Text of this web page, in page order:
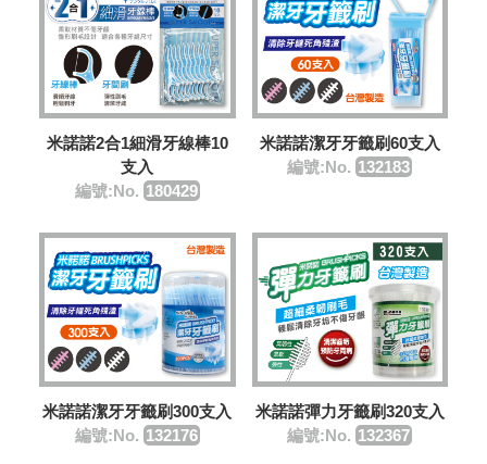
米諾諾2合1細滑牙線棒10
支入
編號:No. 180429
米諾諾潔牙牙籤刷60支入
編號:No. 132183
米諾諾潔牙牙籤刷300支入
編號:No. 132176
米諾諾彈力牙籤刷320支入
編號:No. 132367